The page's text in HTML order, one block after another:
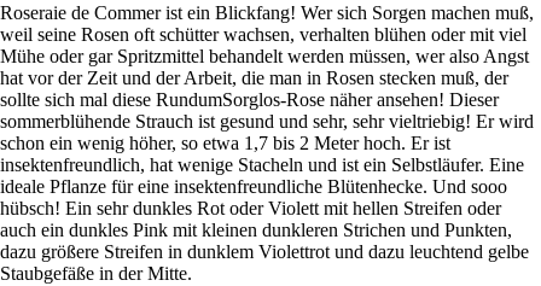
Roseraie de Commer ist ein Blickfang! Wer sich Sorgen machen muß,
weil seine Rosen oft schütter wachsen, verhalten blühen oder mit viel
Mühe oder gar Spritzmittel behandelt werden müssen, wer also Angst
hat vor der Zeit und der Arbeit, die man in Rosen stecken muß, der
sollte sich mal diese RundumSorglos-Rose näher ansehen! Dieser
sommerblühende Strauch ist gesund und sehr, sehr vieltriebig! Er wird
schon ein wenig höher, so etwa 1,7 bis 2 Meter hoch. Er ist
insektenfreundlich, hat wenige Stacheln und ist ein Selbstläufer. Eine
ideale Pflanze für eine insektenfreundliche Blütenhecke. Und sooo
hübsch! Ein sehr dunkles Rot oder Violett mit hellen Streifen oder
auch ein dunkles Pink mit kleinen dunkleren Strichen und Punkten,
dazu größere Streifen in dunklem Violettrot und dazu leuchtend gelbe
Staubgefäße in der Mitte.